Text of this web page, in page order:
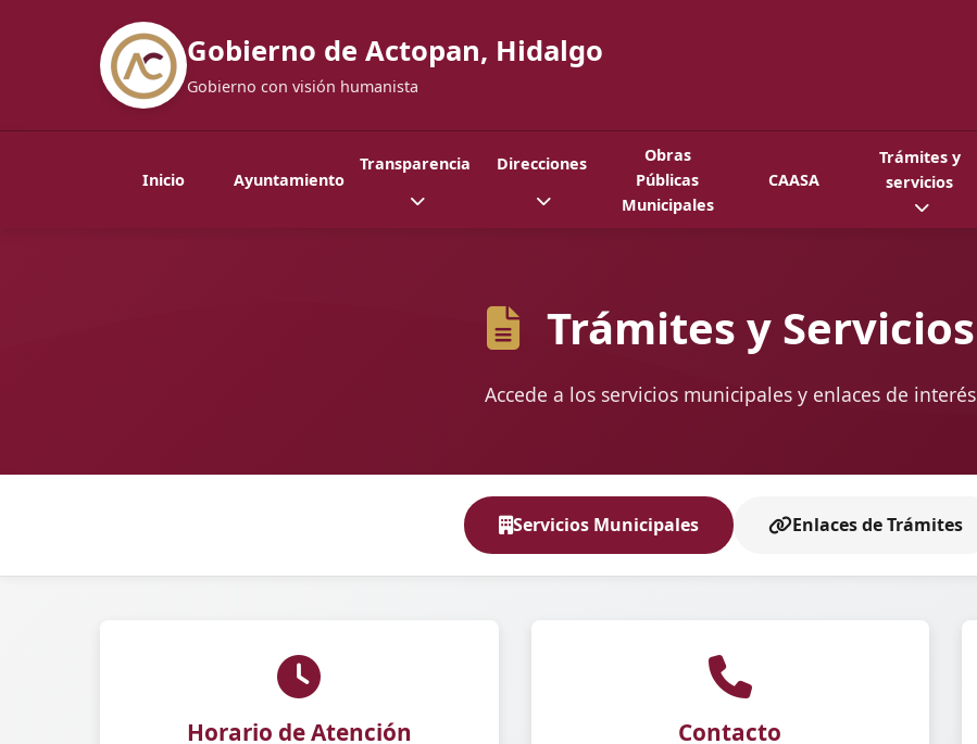
Gobierno de Actopan, Hidalgo
Gobierno con visión humanista
Inicio Ayuntamiento
Transparencia Direcciones
Obras
Públicas
Municipales
CAASA
Trámites y
servicios
Trámites y Servicios
Accede a los servicios municipales y enlaces de interés
Servicios Municipales Enlaces de Trámites
Horario de Atención Contacto